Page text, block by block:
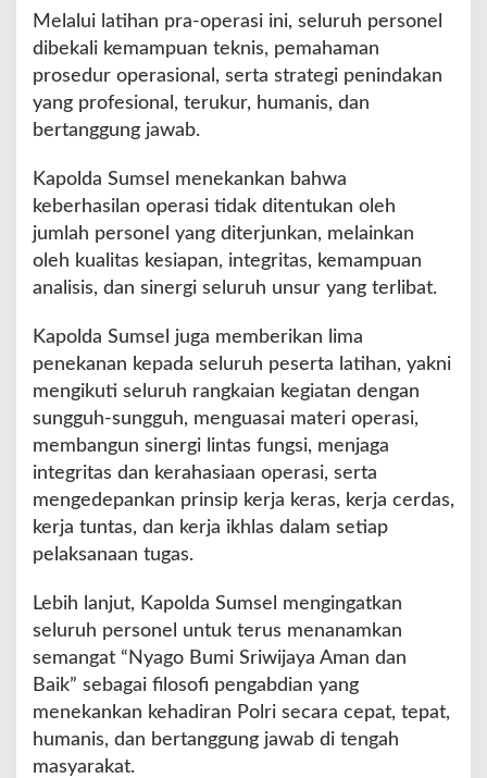
Melalui latihan pra-operasi ini, seluruh personel
dibekali kemampuan teknis, pemahaman
prosedur operasional, serta strategi penindakan
yang profesional, terukur, humanis, dan
bertanggung jawab.
Kapolda Sumsel menekankan bahwa
keberhasilan operasi tidak ditentukan oleh
jumlah personel yang diterjunkan, melainkan
oleh kualitas kesiapan, integritas, kemampuan
analisis, dan sinergi seluruh unsur yang terlibat.
Kapolda Sumsel juga memberikan lima
penekanan kepada seluruh peserta latihan, yakni
mengikuti seluruh rangkaian kegiatan dengan
sungguh-sungguh, menguasai materi operasi,
membangun sinergi lintas fungsi, menjaga
integritas dan kerahasiaan operasi, serta
mengedepankan prinsip kerja keras, kerja cerdas,
kerja tuntas, dan kerja ikhlas dalam setiap
pelaksanaan tugas.
Lebih lanjut, Kapolda Sumsel mengingatkan
seluruh personel untuk terus menanamkan
semangat “Nyago Bumi Sriwijaya Aman dan
Baik” sebagai filosofi pengabdian yang
menekankan kehadiran Polri secara cepat, tepat,
humanis, dan bertanggung jawab di tengah
masyarakat.